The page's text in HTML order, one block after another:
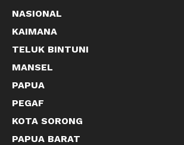
NASIONAL
KAIMANA
TELUK BINTUNI
MANSEL
PAPUA
PEGAF
KOTA SORONG
PAPUA BARAT